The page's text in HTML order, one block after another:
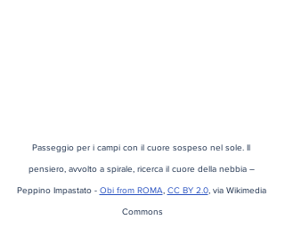
Passeggio per i campi con il cuore sospeso nel sole. Il
pensiero, avvolto a spirale, ricerca il cuore della nebbia –
Peppino Impastato - Obi from ROMA CC BY 2.0, via Wikimedia
Commons